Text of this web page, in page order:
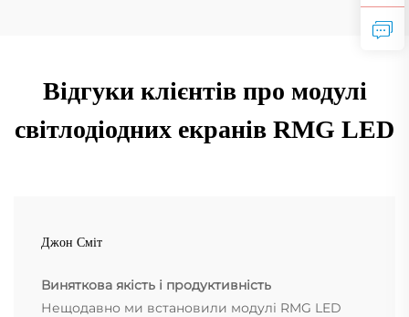
Відгуки клієнтів про модулі
світлодіодних екранів RMG LED
Джон Сміт
Виняткова якість і продуктивність
Нещодавно ми встановили модулі RMG LED